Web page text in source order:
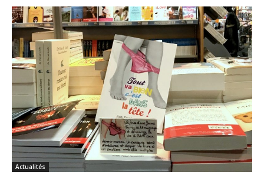
Actualités